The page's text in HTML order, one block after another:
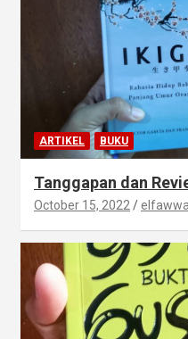
ARTIKEL BUKU
Tanggapan dan
October 15, 2022